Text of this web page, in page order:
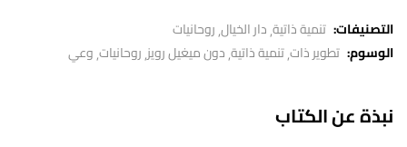
التصنيفات: تنمية ذاتية دار الخيال روحانيات
الوسوم: تطوير ذات تنمية ذاتية دون ميغيل رويز روحانيات وعي
نبذة عن الكتاب